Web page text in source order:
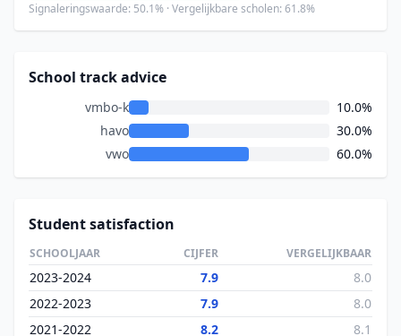
Signaleringswaarde: 50.1% · Vergelijkbare scholen: 61.8%
School track advice
vmbo-k
10.0%
havo
30.0%
vwo
60.0%
Student satisfaction
SCHOOLJAAR CIJFER VERGELIJKBAAR
2023-2024 7.9
8.0
2022-2023
7.9
8.0
2021-2022
8.2 8.1